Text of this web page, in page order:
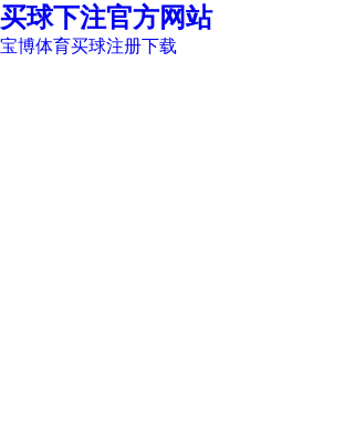
买球下注官方网站
宝博体育买球注册下载